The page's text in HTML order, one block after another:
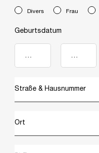
newslettersignup.title.legend
Divers Frau
Geburtsdatum
Straße & Hausnummer
Ort